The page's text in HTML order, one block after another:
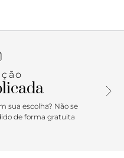
cordão torcido, e
traz tiras largas,
o pé.
sua escolha? Não se
de forma gratuita